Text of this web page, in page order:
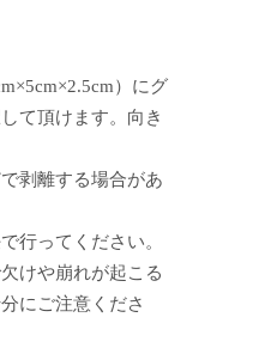
）にグ
て頂けます。向き
剥離する場合があ
行ってください。
けや崩れが起こる
にご注意くださ